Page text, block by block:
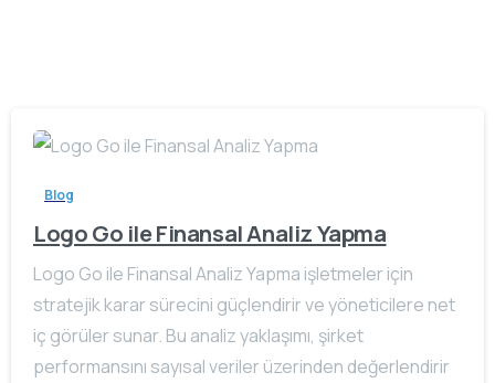
Blog
Logo Go ile Finansal Analiz Yapma
Logo Go ile Finansal Analiz Yapma işletmeler için
stratejik karar sürecini güçlendirir ve yöneticilere net
iç görüler sunar. Bu analiz yaklaşımı, şirket
performansını sayısal veriler üzerinden değerlendirir